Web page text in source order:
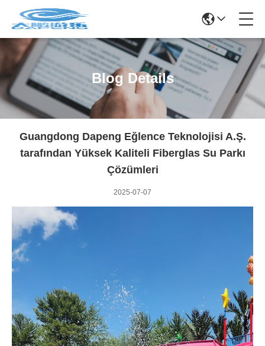
Blog Details
Guangdong Dapeng Eğlence Teknolojisi A.Ş.
tarafından Yüksek Kaliteli Fiberglas Su Parkı
Çözümleri
2025-07-07